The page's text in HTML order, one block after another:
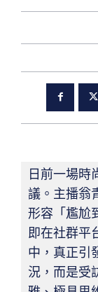
日前一場時
議。主播翁
形容「尷尬
即在社群平
中，真正引
況，而是受